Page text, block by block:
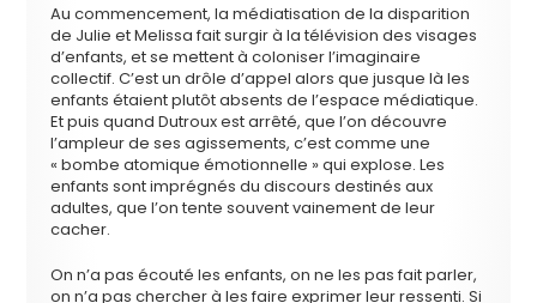
Au commencement, la médiatisation de la disparition
de Julie et Melissa fait surgir à la télévision des visages
d’enfants, et se mettent à coloniser l’imaginaire
collectif. C’est un drôle d’appel alors que jusque là les
enfants étaient plutôt absents de l’espace médiatique.
Et puis quand Dutroux est arrêté, que l’on découvre
l’ampleur de ses agissements, c’est comme une
« bombe atomique émotionnelle » qui explose. Les
enfants sont imprégnés du discours destinés aux
adultes, que l’on tente souvent vainement de leur
cacher.
On n’a pas écouté les enfants, on ne les pas fait parler,
on n’a pas chercher à les faire exprimer leur ressenti. Si